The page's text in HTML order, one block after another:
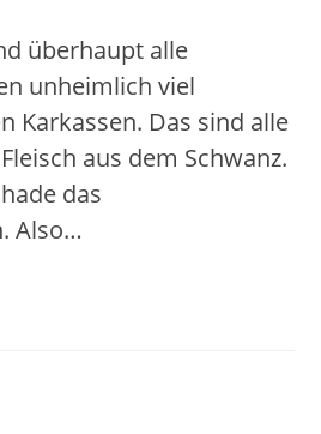
überhaupt alle
unheimlich viel
Karkassen. Das sind alle
aus dem Schwanz.
das
Also…